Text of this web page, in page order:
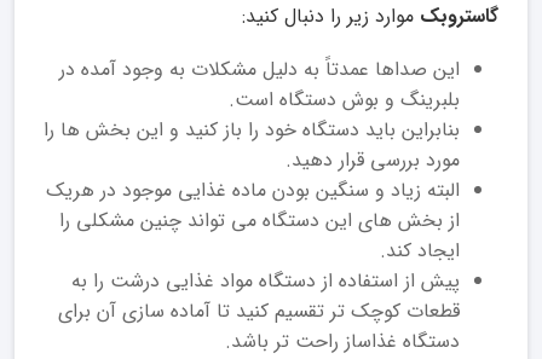
گاستروبک موارد زیر را دنبال کنید:
این صداها عمدتاً به دلیل مشکلات به وجود آمده در
بلبرینگ و بوش دستگاه است.
بنابراین باید دستگاه خود را باز کنید و این بخش ‌ها را
مورد بررسی قرار دهید.
البته زیاد و سنگین بودن ماده غذایی موجود در هریک
از بخش ‌های این دستگاه می ‌تواند چنین مشکلی را
ایجاد کند.
پیش از استفاده از دستگاه مواد غذایی درشت را به
قطعات کوچک تر تقسیم کنید تا آماده سازی آن برای
دستگاه غذاساز راحت ‌تر باشد.